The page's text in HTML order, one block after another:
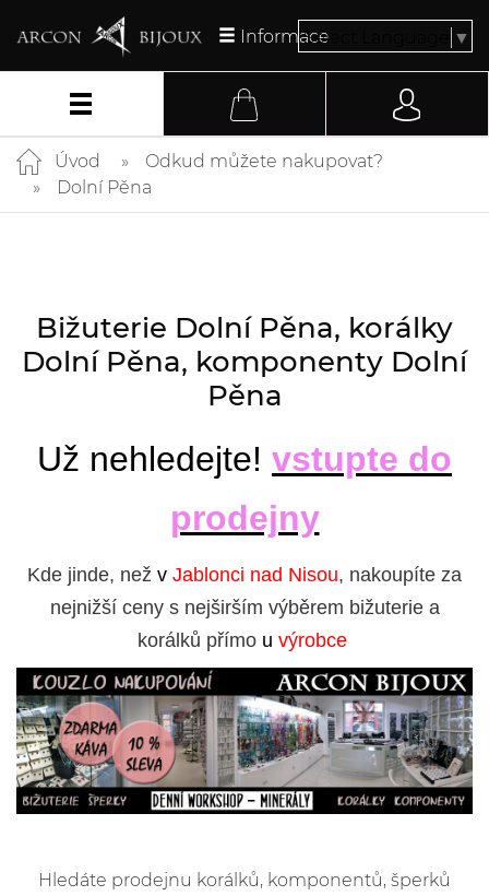
InformaceSelect Language ▼
Úvod
Odkud můžete nakupovat?
Dolní Pěna
Bižuterie Dolní Pěna, korálky
Dolní Pěna, komponenty Dolní
Pěna
Už nehledejte! vstupte do
prodejny
Kde jinde, než v Jablonci nad Nisou, nakoupíte za
nejnižší ceny s nejširším výběrem bižuterie a
korálků přímo u výrobce
Hledáte prodejnu korálků, komponentů, šperků